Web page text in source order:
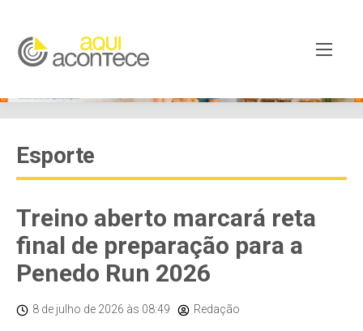
Esporte
Treino aberto marcará reta
final de preparação para a
Penedo Run 2026
8 de julho de 2026 às 08:49 Redação